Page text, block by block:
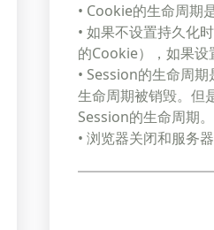
• Cookie的生命周期
• 如果不设置持久化
的Cookie），如果
• Session的生命周
生命周期被销毁。但
Session的生命周期
• 浏览器关闭和服务